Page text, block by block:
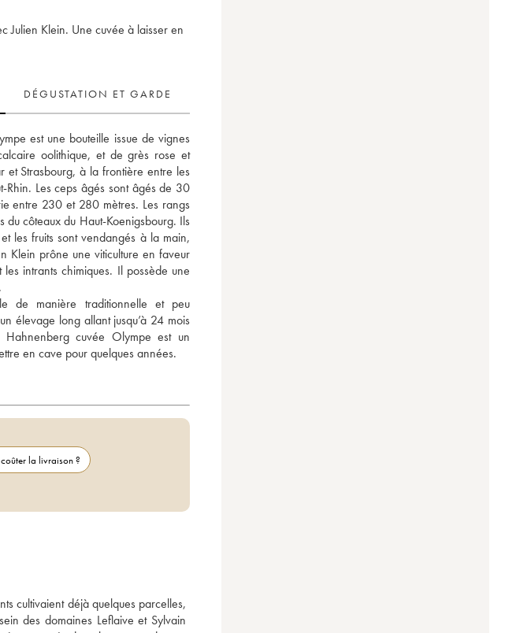
Julien Klein. Une cuvée à laisser en
DÉGUSTATION ET GARDE
est une bouteille issue de vignes
oolithique, et de grès rose et
et Strasbourg, à la frontière entre les
Rhin. Les ceps âgés sont âgés de 30
entre 230 et 280 mètres. Les rangs
du côteaux du Haut-Koenigsbourg. Ils
les fruits sont vendangés à la main,
Klein prône une viticulture en faveur
intrants chimiques. Il possède une
de manière traditionnelle et peu
élevage long allant jusqu’à 24 mois
cuvée Olympe est un
en cave pour quelques années.
la livraison ?
cultivaient déjà quelques parcelles,
des domaines Leflaive et Sylvain